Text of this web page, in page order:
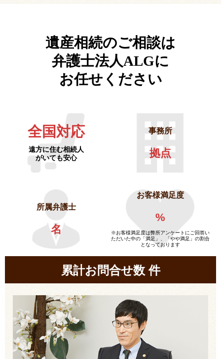
遺産相続のご相談は
弁護士法人ALGに
お任せください
全国対応
遠方に住む相続人
がいても安心
事務所
拠点
所属弁護士
名
お客様満足度
%
※お客様満足度は弊所アンケートにご回答い
ただいた中の「満足」、「やや満足」の割合
となっております
累計お問合せ数件